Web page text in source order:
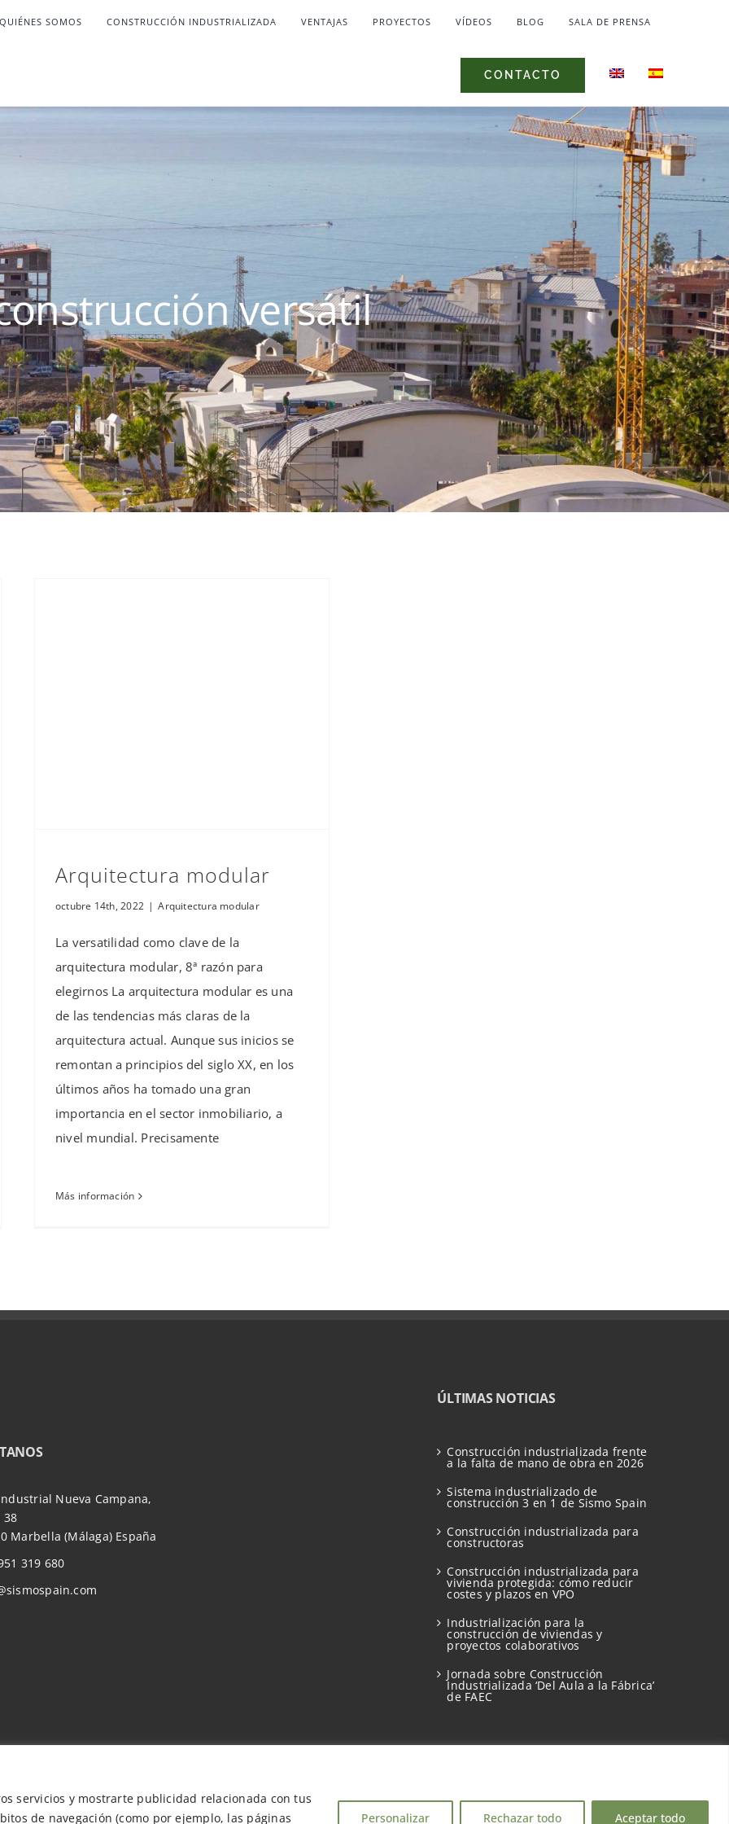
servicios y mostrarte publicidad relacionada con tus
de navegación (como por ejemplo, las páginas
Personalizar Rechazar todo Aceptar todo
QUIÉNES SOMOS CONSTRUCCIÓN INDUSTRIALIZADA VENTAJAS PROYECTOS VÍDEOS BLOG SALA DE PRENSA
CONTACTO
versátil
Arquitectura modular
octubre 14th, 2022 | Arquitectura modular
La versatilidad como clave de la
arquitectura modular, 8ª razón para
elegirnos La arquitectura modular es una
de las tendencias más claras de la
arquitectura actual. Aunque sus inicios se
remontan a principios del siglo XX, en los
últimos años ha tomado una gran
importancia en el sector inmobiliario, a
nivel mundial. Precisamente
Más información
Nueva Campana,
38
Marbella (Málaga) España
319 680
ÚLTIMAS NOTICIAS
Construcción industrializada frente
a la falta de mano de obra en 2026
Sistema industrializado de
construcción 3 en 1 de Sismo Spain
Construcción industrializada para
constructoras
Construcción industrializada para
vivienda protegida: cómo reducir
costes y plazos en VPO
Industrialización para la
construcción de viviendas y
proyectos colaborativos
Jornada sobre Construcción
Industrializada ‘Del Aula a la Fábrica’
de FAEC